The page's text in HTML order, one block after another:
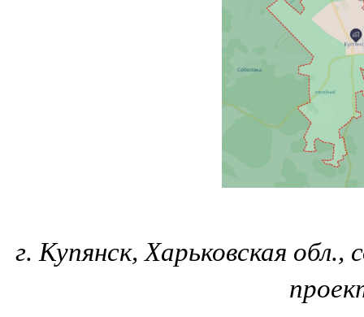
г. Купянск, Харьковская